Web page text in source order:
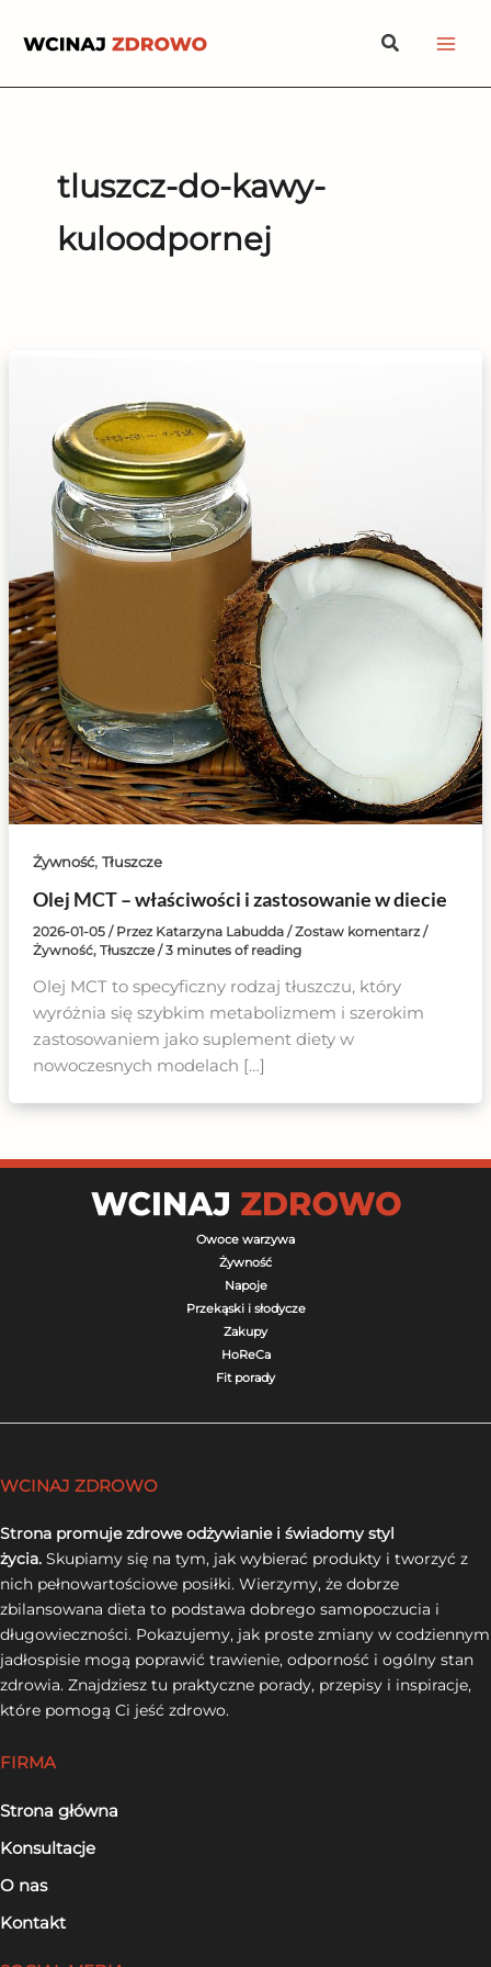
Szukaj
tluszcz-do-kawy-
kuloodpornej
Żywność, Tłuszcze
Olej MCT – właściwości i zastosowanie w diecie
2026-01-05 / Przez Katarzyna Labudda /Zostaw komentarz /
Żywność, Tłuszcze/3 minutes of reading
Olej MCT to specyficzny rodzaj tłuszczu, który
wyróżnia się szybkim metabolizmem i szerokim
zastosowaniem jako suplement diety w
nowoczesnych modelach […]
Owoce warzywa
Żywność
Napoje
Przekąski i słodycze
Zakupy
HoReCa
Fit porady
WCINAJ ZDROWO
Strona promuje zdrowe odżywianie i świadomy styl
życia. Skupiamy się na tym, jak wybierać produkty i tworzyć z
nich pełnowartościowe posiłki. Wierzymy, że dobrze
zbilansowana dieta to podstawa dobrego samopoczucia i
długowieczności. Pokazujemy, jak proste zmiany w codziennym
jadłospisie mogą poprawić trawienie, odporność i ogólny stan
zdrowia. Znajdziesz tu praktyczne porady, przepisy i inspiracje,
które pomogą Ci jeść zdrowo.
FIRMA
Strona główna
Konsultacje
O nas
Kontakt